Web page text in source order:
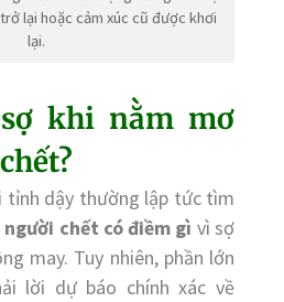
lại hoặc cảm xúc cũ được khơi
lại.
khi nằm mơ
tỉnh dậy thường lập tức tìm
chết có điềm gì vì sợ
may. Tuy nhiên, phần lớn
lời dự báo chính xác về